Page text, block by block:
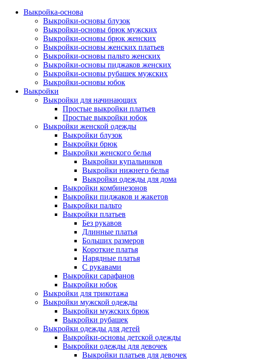
Выкройка-основа
Выкройки-основы блузок
Выкройки-основы брюк мужских
Выкройки-основы брюк женских
Выкройки-основы женских платьев
Выкройки-основы пальто женских
Выкройки-основы пиджаков женских
Выкройки-основы рубашек мужских
Выкройки-основы юбок
Выкройки
Выкройки для начинающих
Простые выкройки платьев
Простые выкройки юбок
Выкройки женской одежды
Выкройки блузок
Выкройки брюк
Выкройки женского белья
Выкройки купальников
Выкройки нижнего белья
Выкройки одежды для дома
Выкройки комбинезонов
Выкройки пиджаков и жакетов
Выкройки пальто
Выкройки платьев
Без рукавов
Длинные платья
Больших размеров
Короткие платья
Нарядные платья
С рукавами
Выкройки сарафанов
Выкройки юбок
Выкройки для трикотажа
Выкройки мужской одежды
Выкройки мужских брюк
Выкройки рубашек
Выкройки одежды для детей
Выкройки-основы детской одежды
Выкройки одежды для девочек
Выкройки платьев для девочек